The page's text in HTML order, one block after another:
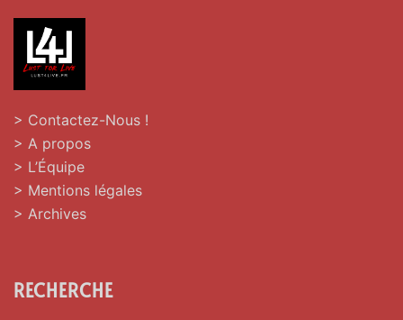
> Contactez-Nous !
> A propos
> L’Équipe
> Mentions légales
> Archives
RECHERCHE